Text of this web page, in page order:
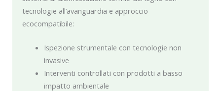
tecnologie all’avanguardia e approccio
ecocompatibile:
Ispezione strumentale con tecnologie non
invasive
Interventi controllati con prodotti a basso
impatto ambientale